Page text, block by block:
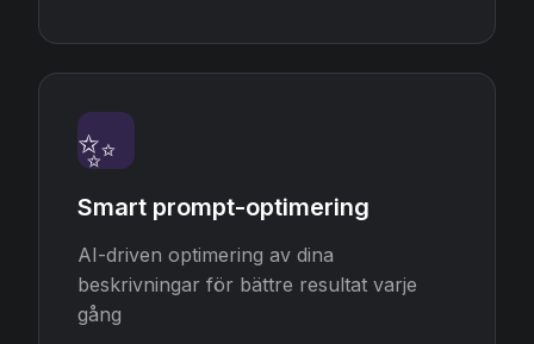
✨
Smart prompt-optimering
AI-driven optimering av dina
beskrivningar för bättre resultat varje
gång